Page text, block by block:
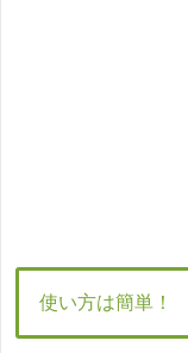
使い方は簡単！